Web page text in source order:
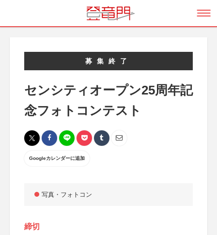
募集終了
センシティオープン25周年記
念フォトコンテスト
Googleカレンダーに追加
写真・フォトコン
締切